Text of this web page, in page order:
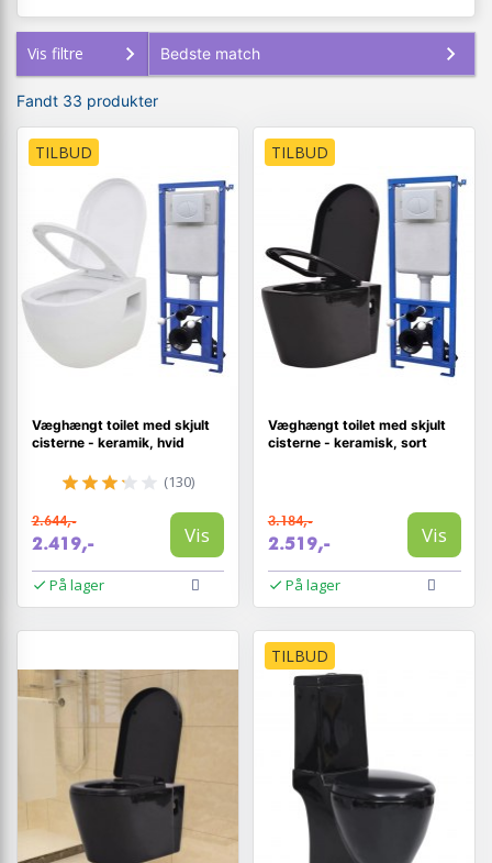
Vis filtre
Fandt 33 produkter
TILBUD
Væghængt toilet med skjult
cisterne - keramik, hvid
(130)
2.644,-
2.419,- Vis
På lager
TILBUD
Væghængt toilet med skjult
cisterne - keramisk, sort
3.184,-
2.519,- Vis
På lager
TILBUD